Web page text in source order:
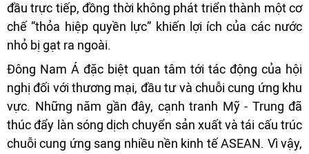
đầu trực tiếp, đồng thời không phát triển thành một cơ
chế “thỏa hiệp quyền lực” khiến lợi ích của các nước
nhỏ bị gạt ra ngoài.
Đông Nam Á đặc biệt quan tâm tới tác động của hội
nghị đối với thương mại, đầu tư và chuỗi cung ứng khu
vực. Những năm gần đây, cạnh tranh Mỹ - Trung đã
thúc đẩy làn sóng dịch chuyển sản xuất và tái cấu trúc
chuỗi cung ứng sang nhiều nền kinh tế ASEAN. Vì vậy,